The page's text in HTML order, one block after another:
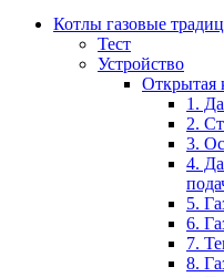
Котлы газовые
Тест
Устройство
Открытая
1.
2.
3.
4.
5.
6.
7.
8.